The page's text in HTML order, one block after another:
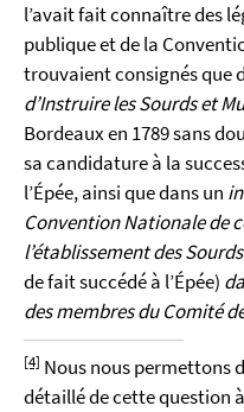
l’avait fait connaître des
publique et de la
trouvaient consignés que
d’Instruire les Sourds et
Bordeaux en 1789 sans
sa candidature à la
l’Épée, ainsi que dans un
Convention Nationale de
l’établissement des
de fait succédé à l’Épée)
des membres du Comité
[4] Nous nous permettons
détaillé de cette question